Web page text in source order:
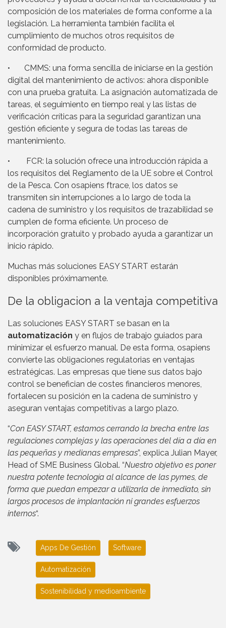
composición de los materiales de forma conforme a la
legislación. La herramienta también facilita el
cumplimiento de muchos otros requisitos de
conformidad de producto.
• CMMS: una forma sencilla de iniciarse en la gestión
digital del mantenimiento de activos: ahora disponible
con una prueba gratuita. La asignación automatizada de
tareas, el seguimiento en tiempo real y las listas de
verificación críticas para la seguridad garantizan una
gestión eficiente y segura de todas las tareas de
mantenimiento.
• FCR: la solución ofrece una introducción rápida a
los requisitos del Reglamento de la UE sobre el Control
de la Pesca. Con osapiens ftrace, los datos se
transmiten sin interrupciones a lo largo de toda la
cadena de suministro y los requisitos de trazabilidad se
cumplen de forma eficiente. Un proceso de
incorporación gratuito y probado ayuda a garantizar un
inicio rápido.
Muchas más soluciones EASY START estarán
disponibles próximamente.
De la obligacion a la ventaja competitiva
Las soluciones EASY START se basan en la
automatización y en flujos de trabajo guiados para
minimizar el esfuerzo manual. De esta forma, osapiens
convierte las obligaciones regulatorias en ventajas
estratégicas. Las empresas que tiene sus datos bajo
control se benefician de costes financieros menores,
fortalecen su posición en la cadena de suministro y
aseguran ventajas competitivas a largo plazo.
“Con EASY START, estamos cerrando la brecha entre las
regulaciones complejas y las operaciones del día a día en
las pequeñas y medianas empresas”, explica Julian Mayer,
Head of SME Business Global. “Nuestro objetivo es poner
nuestra potente tecnología al alcance de las pymes, de
forma que puedan empezar a utilizarla de inmediato, sin
largos procesos de implantación ni grandes esfuerzos
internos“.
Apps De Gestión Software
Automatización
Sostenibilidad y medioambiente